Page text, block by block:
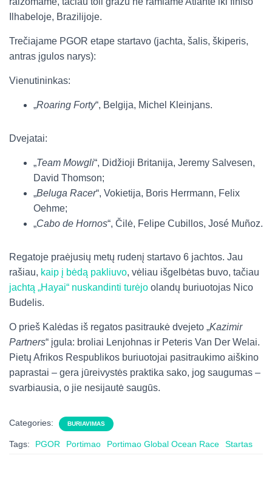
Ilhabeloje, Brazilijoje.
Trečiajame PGOR etape startavo (jachta, šalis, škiperis,
antras įgulos narys):
Vienutininkas:
„Roaring Forty“, Belgija, Michel Kleinjans.
Dvejatai:
„Team Mowgli“, Didžioji Britanija, Jeremy Salvesen,
David Thomson;
„Beluga Racer“, Vokietija, Boris Herrmann, Felix
Oehme;
„Cabo de Hornos“, Čilė, Felipe Cubillos, José Muñoz.
Regatoje praėjusių metų rudenį startavo 6 jachtos. Jau
rašiau, kaip į bėdą pakliuvo, vėliau išgelbėtas buvo, tačiau
jachtą „Hayai“ nuskandinti turėjo olandų buriuotojas Nico
Budelis.
O prieš Kalėdas iš regatos pasitraukė dvejeto „Kazimir
Partners“ įgula: broliai Lenjohnas ir Peteris Van Der Welai.
Pietų Afrikos Respublikos buriuotojai pasitraukimo aiškino
paprastai – gera jūreivystės praktika sako, jog saugumas –
svarbiausia, o jie nesijautė saugūs.
Categories: BURIAVIMAS
Tags: PGOR Portimao Portimao Global Ocean Race Startas